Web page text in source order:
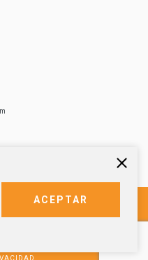
ACEPTAR